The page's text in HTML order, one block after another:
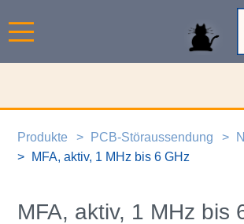
Produkte PCB-Störaussendung
MFA, aktiv, 1 MHz bis 6 GHz
MFA, aktiv, 1 MHz bis